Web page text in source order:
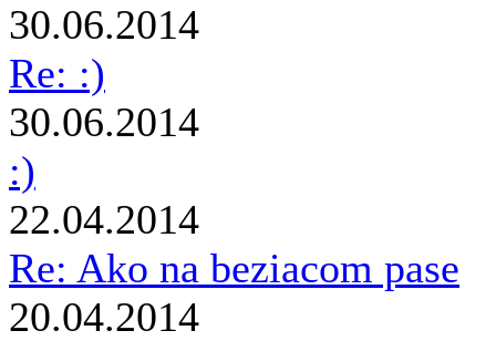
30.06.2014
Re: :)
30.06.2014
:)
22.04.2014
Re: Ako na beziacom pase
20.04.2014